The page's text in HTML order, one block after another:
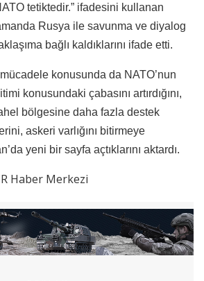
tetiktedir.” ifadesini kullanan
Rusya ile savunma ve diyalog
bağlı kaldıklarını ifade etti.
konusunda da NATO’nun
konusundaki çabasını artırdığını,
bölgesine daha fazla destek
askeri varlığını bitirmeye
yeni bir sayfa açtıklarını aktardı.
Haber Merkezi